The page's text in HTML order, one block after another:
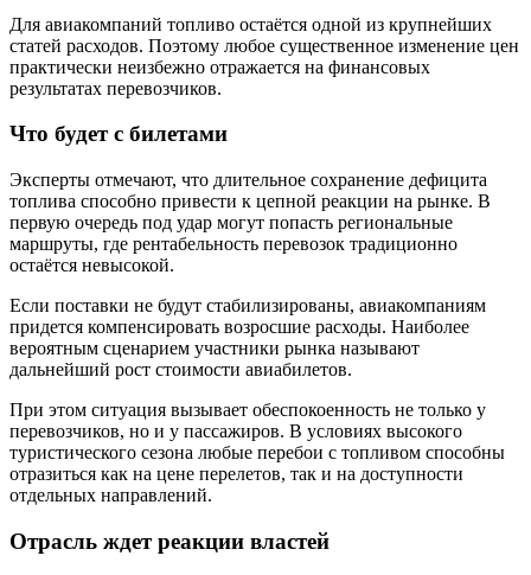
Для авиакомпаний топливо остаётся одной из крупнейших
статей расходов. Поэтому любое существенное изменение цен
практически неизбежно отражается на финансовых
результатах перевозчиков.
Что будет с билетами
Эксперты отмечают, что длительное сохранение дефицита
топлива способно привести к цепной реакции на рынке. В
первую очередь под удар могут попасть региональные
маршруты, где рентабельность перевозок традиционно
остаётся невысокой.
Если поставки не будут стабилизированы, авиакомпаниям
придется компенсировать возросшие расходы. Наиболее
вероятным сценарием участники рынка называют
дальнейший рост стоимости авиабилетов.
При этом ситуация вызывает обеспокоенность не только у
перевозчиков, но и у пассажиров. В условиях высокого
туристического сезона любые перебои с топливом способны
отразиться как на цене перелетов, так и на доступности
отдельных направлений.
Отрасль ждет реакции властей